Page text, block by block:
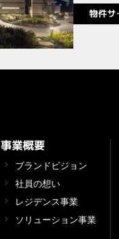
物件サ
事業概要
ブランドビジョン
社員の想い
レジデンス事業
ソリューション事業